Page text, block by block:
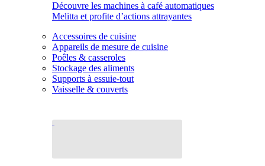
Découvre les machines à café automatiques
Melitta et profite d’actions attrayantes
Accessoires de cuisine
Appareils de mesure de cuisine
Poêles & casseroles
Stockage des aliments
Supports à essuie-tout
Vaisselle & couverts